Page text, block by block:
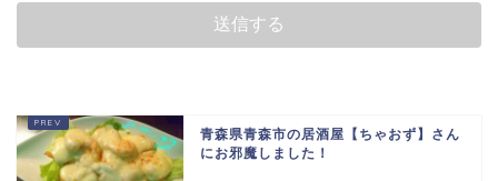
青森県青森市の居酒屋【ちゃおず】さん
にお邪魔しました！